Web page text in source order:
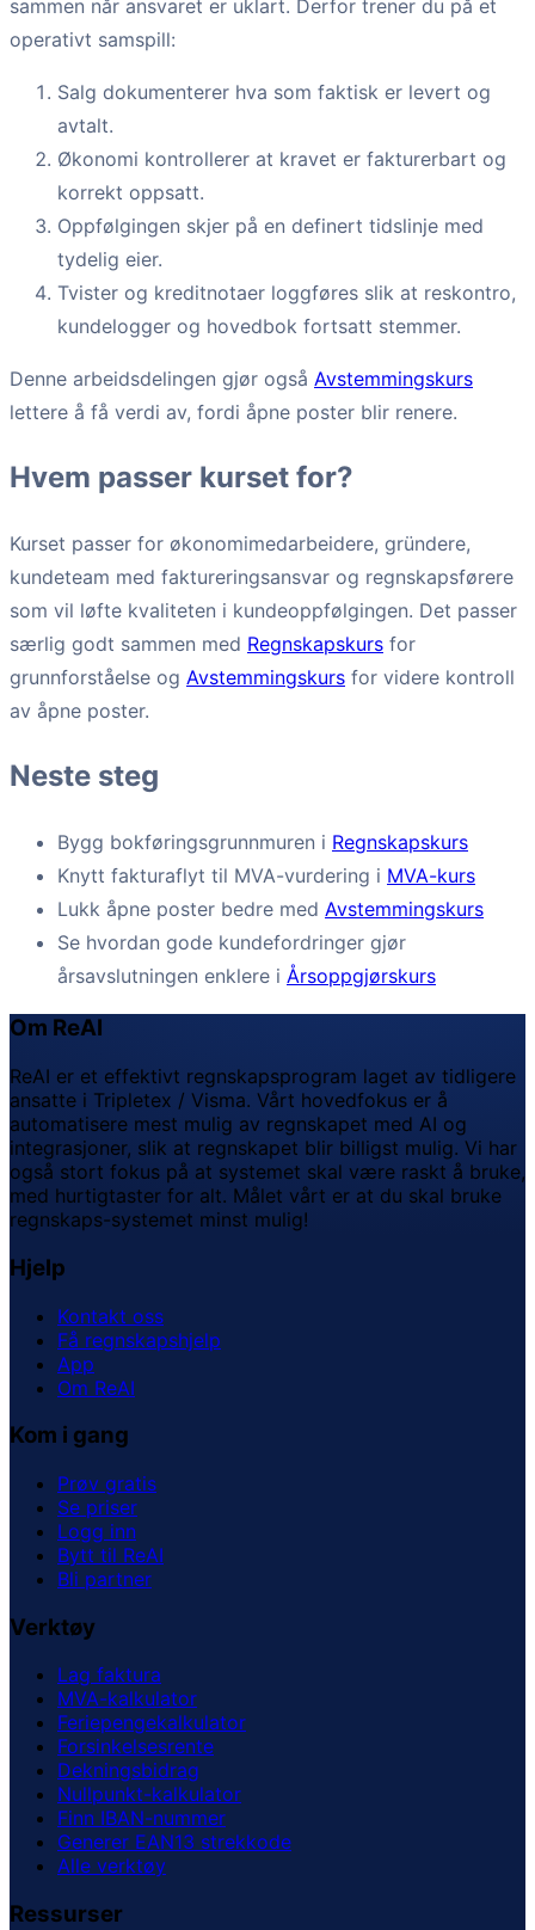
sammen når ansvaret er uklart. Derfor trener du på et
operativt samspill:
Salg dokumenterer hva som faktisk er levert og
avtalt.
Økonomi kontrollerer at kravet er fakturerbart og
korrekt oppsatt.
Oppfølgingen skjer på en definert tidslinje med
tydelig eier.
Tvister og kreditnotaer loggføres slik at reskontro,
kundelogger og hovedbok fortsatt stemmer.
Denne arbeidsdelingen gjør også Avstemmingskurs
lettere å få verdi av, fordi åpne poster blir renere.
Hvem passer kurset for?
Kurset passer for økonomimedarbeidere, gründere,
kundeteam med faktureringsansvar og regnskapsførere
som vil løfte kvaliteten i kundeoppfølgingen. Det passer
særlig godt sammen med Regnskapskurs for
grunnforståelse og Avstemmingskurs for videre kontroll
av åpne poster.
Neste steg
Bygg bokføringsgrunnmuren i Regnskapskurs
Knytt fakturaflyt til MVA-vurdering i MVA-kurs
Lukk åpne poster bedre med Avstemmingskurs
Se hvordan gode kundefordringer gjør
årsavslutningen enklere i Årsoppgjørskurs
Om ReAI
ReAI er et effektivt regnskapsprogram laget av tidligere
ansatte i Tripletex / Visma. Vårt hovedfokus er å
automatisere mest mulig av regnskapet med AI og
integrasjoner, slik at regnskapet blir billigst mulig. Vi har
også stort fokus på at systemet skal være raskt å bruke,
med hurtigtaster for alt. Målet vårt er at du skal bruke
regnskaps-systemet minst mulig!
Hjelp
Kontakt oss
Få regnskapshjelp
App
Om ReAI
Kom i gang
Prøv gratis
Se priser
Logg inn
Bytt til ReAI
Bli partner
Verktøy
Lag faktura
MVA-kalkulator
Feriepengekalkulator
Forsinkelsesrente
Dekningsbidrag
Nullpunkt-kalkulator
Finn IBAN-nummer
Generer EAN13 strekkode
Alle verktøy
Ressurser